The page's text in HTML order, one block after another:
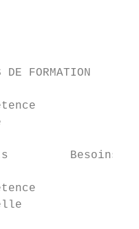
FORMATION
Besoins